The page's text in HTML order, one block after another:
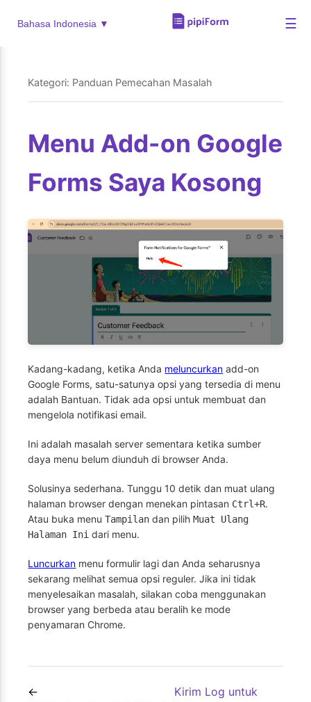
Bahasa Indonesia ▼ ☰
Kategori: Panduan Pemecahan Masalah
Menu Add-on Google
Forms Saya Kosong
Kadang-kadang, ketika Anda meluncurkan add-on
Google Forms, satu-satunya opsi yang tersedia di menu
adalah Bantuan. Tidak ada opsi untuk membuat dan
mengelola notifikasi email.
Ini adalah masalah server sementara ketika sumber
daya menu belum diunduh di browser Anda.
Solusinya sederhana. Tunggu 10 detik dan muat ulang
halaman browser dengan menekan pintasan Ctrl+R.
Atau buka menuTampilan dan pilihMuat Ulang
Halaman Ini dari menu.
Luncurkan menu formulir lagi dan Anda seharusnya
sekarang melihat semua opsi reguler. Jika ini tidak
menyelesaikan masalah, silakan coba menggunakan
browser yang berbeda atau beralih ke mode
penyamaran Chrome.
Kirim Log untuk